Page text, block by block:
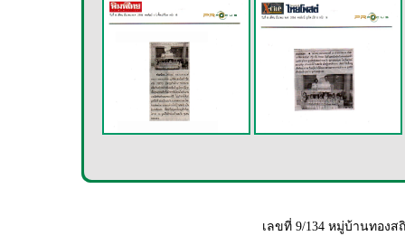
เลขที่ 9/134 หมู่บ้านทอง